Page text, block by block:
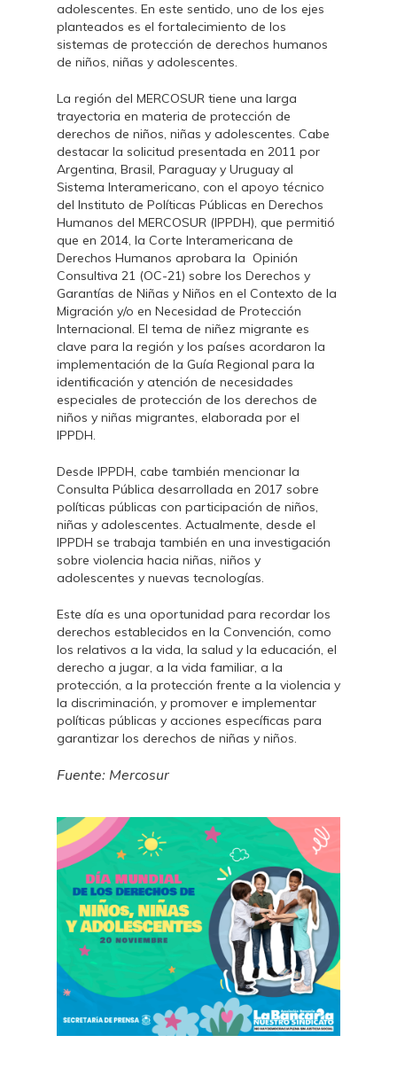
adolescentes. En este sentido, uno de los ejes
planteados es el fortalecimiento de los
sistemas de protección de derechos humanos
de niños, niñas y adolescentes.
La región del MERCOSUR tiene una larga
trayectoria en materia de protección de
derechos de niños, niñas y adolescentes. Cabe
destacar la solicitud presentada en 2011 por
Argentina, Brasil, Paraguay y Uruguay al
Sistema Interamericano, con el apoyo técnico
del Instituto de Políticas Públicas en Derechos
Humanos del MERCOSUR (IPPDH), que permitió
que en 2014, la Corte Interamericana de
Derechos Humanos aprobara la Opinión
Consultiva 21 (OC-21) sobre los Derechos y
Garantías de Niñas y Niños en el Contexto de la
Migración y/o en Necesidad de Protección
Internacional. El tema de niñez migrante es
clave para la región y los países acordaron la
implementación de la Guía Regional para la
identificación y atención de necesidades
especiales de protección de los derechos de
niños y niñas migrantes, elaborada por el
IPPDH.
Desde IPPDH, cabe también mencionar la
Consulta Pública desarrollada en 2017 sobre
políticas públicas con participación de niños,
niñas y adolescentes. Actualmente, desde el
IPPDH se trabaja también en una investigación
sobre violencia hacia niñas, niños y
adolescentes y nuevas tecnologías.
Este día es una oportunidad para recordar los
derechos establecidos en la Convención, como
los relativos a la vida, la salud y la educación, el
derecho a jugar, a la vida familiar, a la
protección, a la protección frente a la violencia y
la discriminación, y promover e implementar
políticas públicas y acciones específicas para
garantizar los derechos de niñas y niños.
Fuente: Mercosur